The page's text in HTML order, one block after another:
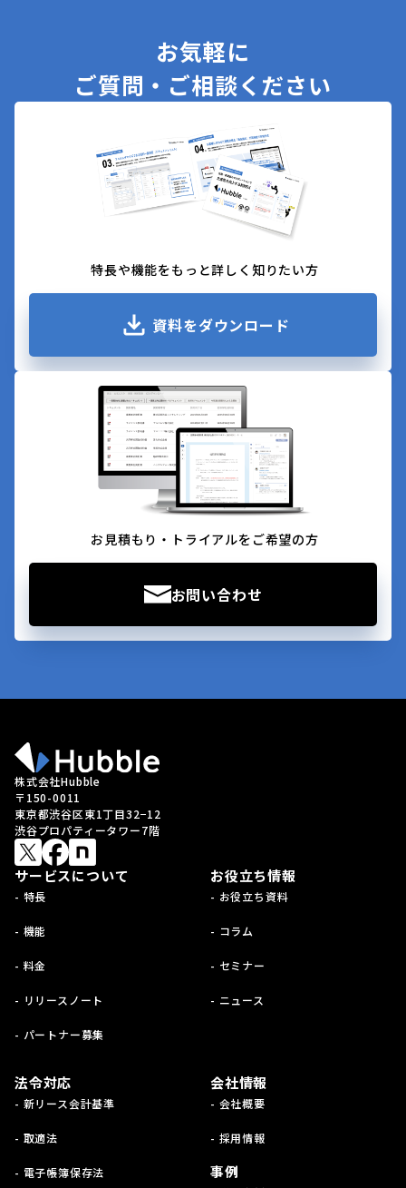
お気軽に
ご質問・ご相談ください
特長や機能をもっと詳しく知りたい方
資料をダウンロード
お見積もり・トライアルをご希望の方
お問い合わせ
株式会社Hubble
〒150-0011
東京都渋谷区東1丁目32−12
渋谷プロパティータワー7階
サービスについて
- 特長
- 機能
- 料金
- リリースノート
- パートナー募集
お役立ち情報
- お役立ち資料
- コラム
- セミナー
- ニュース
法令対応
- 新リース会計基準
- 取適法
- 電子帳簿保存法
会社情報
- 会社概要
- 採用情報
事例